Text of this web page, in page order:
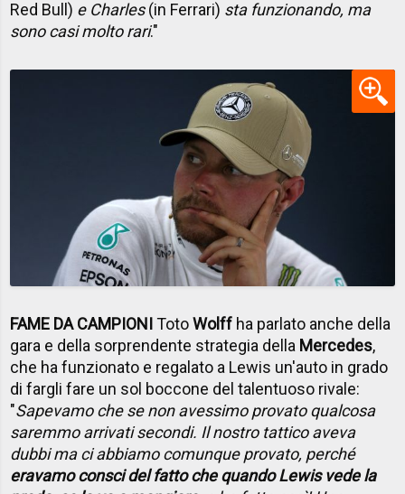
Red Bull) e Charles(in Ferrari) sta funzionando, ma
sono casi molto rari."
FAME DA CAMPIONITotoWolff ha parlato anche della
gara e della sorprendente strategia della Mercedes,
che ha funzionato e regalato a Lewis un'auto in grado
di fargli fare un sol boccone del talentuoso rivale:
"Sapevamo che se non avessimo provato qualcosa
saremmo arrivati secondi. Il nostro tattico aveva
dubbi ma ci abbiamo comunque provato, perché
eravamo consci del fatto che quando Lewis vede la